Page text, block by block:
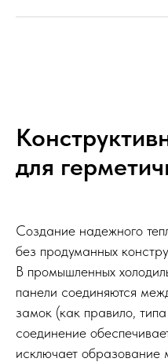
для
Создание надежного
без продуманных
В промышленных
панели соединяются
замок (как правило,
соединение
исключает образование